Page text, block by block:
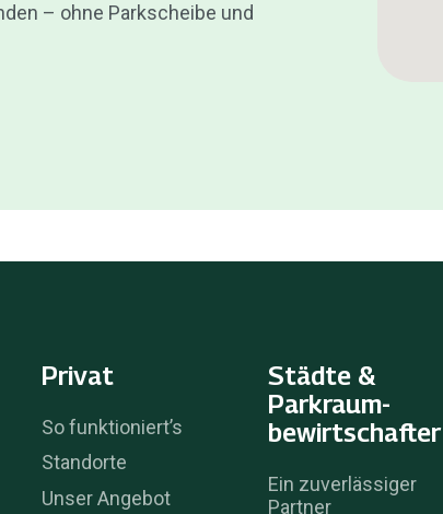
– ohne Parkscheibe und
Privat
So funktioniert’s
Standorte
Unser Angebot
Städte &
Parkraum­
bewirtschafter
Ein zuverlässiger
Partner